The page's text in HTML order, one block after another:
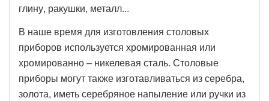
глину, ракушки, металл...
В наше время для изготовления столовых
приборов используется хромированная или
хромированно – никелевая сталь. Столовые
приборы могут также изготавливаться из серебра,
золота, иметь серебряное напыление или ручки из